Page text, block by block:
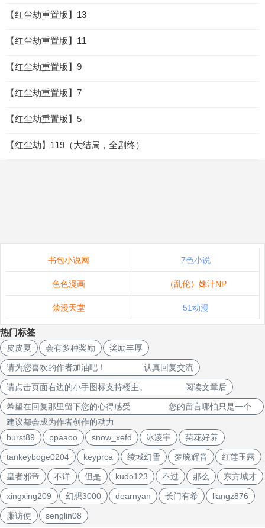
【红尘劫重置版】13
【红尘劫重置版】11
【红尘劫重置版】9
【红尘劫重置版】7
【红尘劫重置版】5
【红尘劫】119（大结局，全剧终）
书包小说网 7色小说
色色漫画 （乱伦）妹汁NP
禁漫天堂 51动漫
热门标签
皮皮夏 会有多种奖励 奖励丰厚
请为您喜欢的作者加油吧！ 认真回复交流
请点击页面右边的小手图标支持楼主。 阅读文章后
希望在回复那里留下您的心得感受 您的留言哪怕只是一个
建议都会成为作者创作的动力
burst89
ppaaoo snow_xefd 冰凌宇 菊花好养
tankeyboge0204 keyprca 绫城幻雪 梦晓辉音 红莲玉露
皇者邪帝 不详 但是 kudo123 不过 那么 东方城才
xingxing209 幻想3000 dearnyan 长门有希 liangz876
廉访使 senglin08